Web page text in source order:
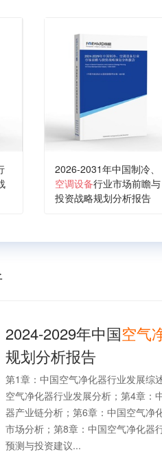
2026-2031年中国制冷、
空调设备行业市场前瞻与
投资战略规划分析报告
2024-2029年中国空气
规划分析报告
第1章：中国空气净化器行业发展综
空气净化器行业发展分析；第4章：
器产业链分析；第6章：中国空气净
市场分析；第8章：中国空气净化器
预测与投资建议...